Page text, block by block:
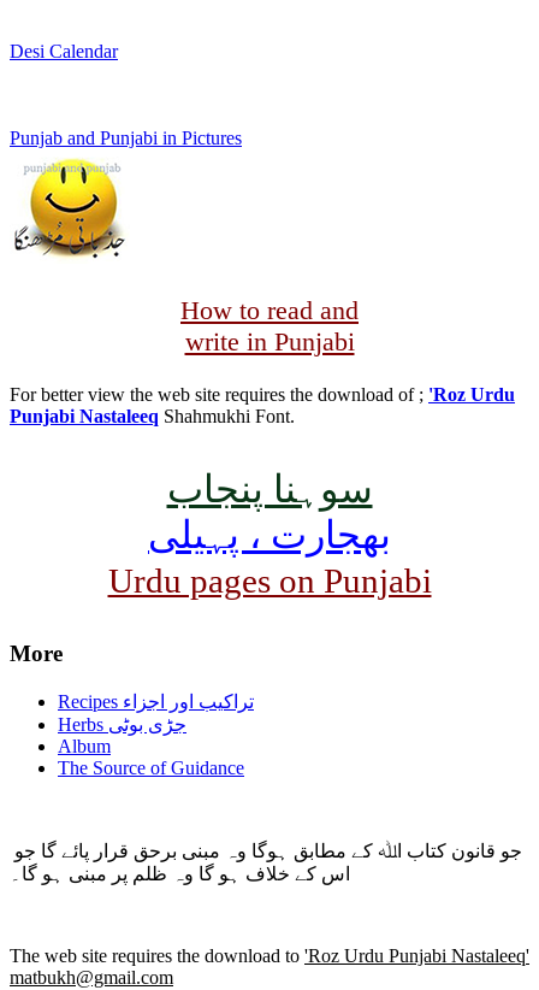
Desi Calendar
Punjab and Punjabi in Pictures
How to read and
write in Punjabi
For better view the web site requires the download of ; 'Roz Urdu
Punjabi Nastaleeq Shahmukhi Font.
سوہنا پنجاب
بھجارت ، پہیلی
Urdu pages on Punjabi
More
Recipes تراکیب اور اجزاء
Herbs جڑی بوٹی
Album
The Source of Guidance
اس کے خلاف ہو گا وہ ظلم پر مبنی ہو گا۔
The web site requires the download to 'Roz Urdu Punjabi Nastaleeq'
matbukh@gmail.com